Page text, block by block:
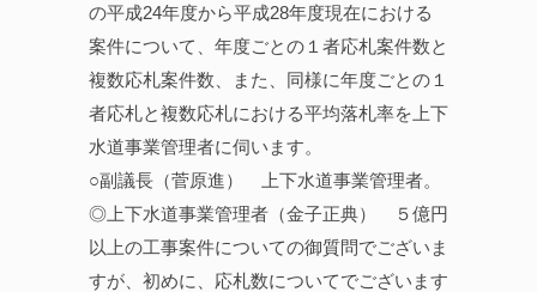
の平成24年度から平成28年度現在における
案件について、年度ごとの１者応札案件数と
複数応札案件数、また、同様に年度ごとの１
者応札と複数応札における平均落札率を上下
水道事業管理者に伺います。
○副議長（菅原進） 上下水道事業管理者。
◎上下水道事業管理者（金子正典） ５億円
以上の工事案件についての御質問でございま
すが、初めに、応札数についてでございます